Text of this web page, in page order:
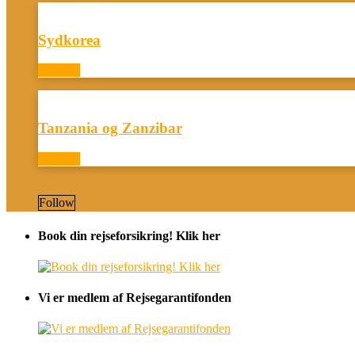
Sydkorea
Tanzania og Zanzibar
Follow
Book din rejseforsikring! Klik her
Vi er medlem af Rejsegarantifonden